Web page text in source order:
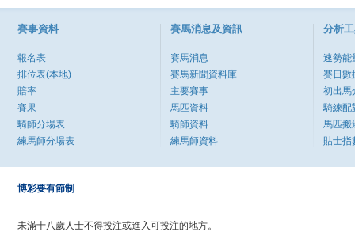
賽事資料
報名表
排位表(本地)
賠率
賽果
騎師分場表
練馬師分場表
賽馬消息及資訊
賽馬消息
賽馬新聞資料庫
主要賽事
馬匹資料
騎師資料
練馬師資料
分析
速勢能
賽日數
初出馬
騎練配
馬匹搬
貼士指
博彩要有節制
未滿十八歲人士不得投注或進入可投注的地方。